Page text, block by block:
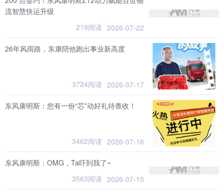
流智慧快运升级
219阅读 2026-07-22
26年风雨路，东康陪他跑出事业新高度
3724阅读 2026-07-17
东风康明斯：您有一份“芯”动好礼待查收！
3462阅读 2026-07-16
东风康明斯：OMG，Ta吓到我了~
3563阅读 2026-07-15